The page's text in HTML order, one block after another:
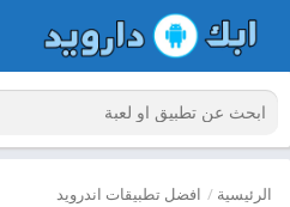
الرئيسية / افضل تطبيقات اندرويد